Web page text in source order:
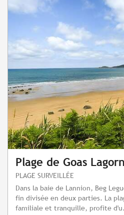
Plage de Goas Lagorn
PLAGE SURVEILLÉE
Dans la baie de Lannion, Beg
fin divisée en deux parties. La
familiale et tranquille, profite